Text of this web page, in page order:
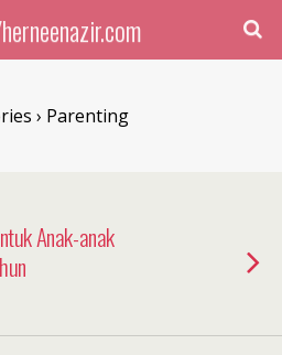
› Parenting
Anak-anak